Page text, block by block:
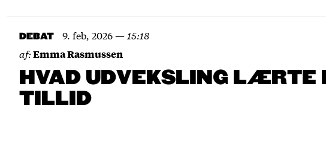
DEBAT 9. feb, 2026— 15:18
af:Emma Rasmussen
HVAD UDVEKSLING LÆRTE
TILLID